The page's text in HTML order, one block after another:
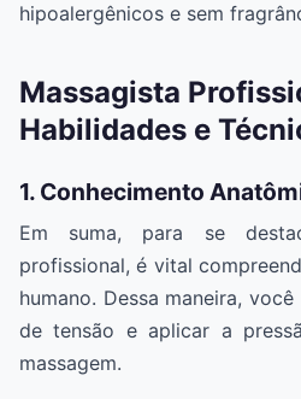
hipoalergênicos e sem
Massagista
Habilidades e
1. Conhecimento
Em suma, para se
profissional, é vital
humano. Dessa maneira,
de tensão e aplicar a
massagem.